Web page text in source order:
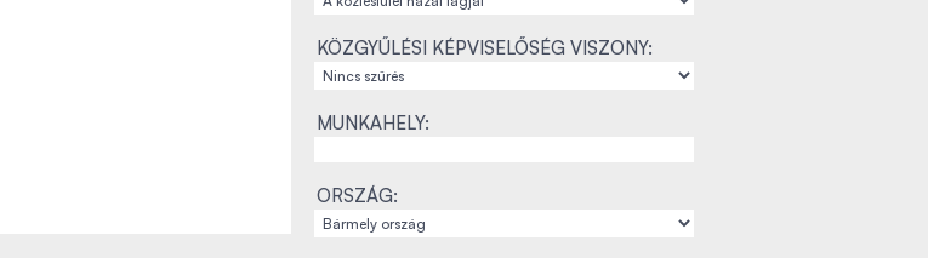
KÖZGYŰLÉSI KÉPVISELŐSÉG VISZONY:
MUNKAHELY:
ORSZÁG: